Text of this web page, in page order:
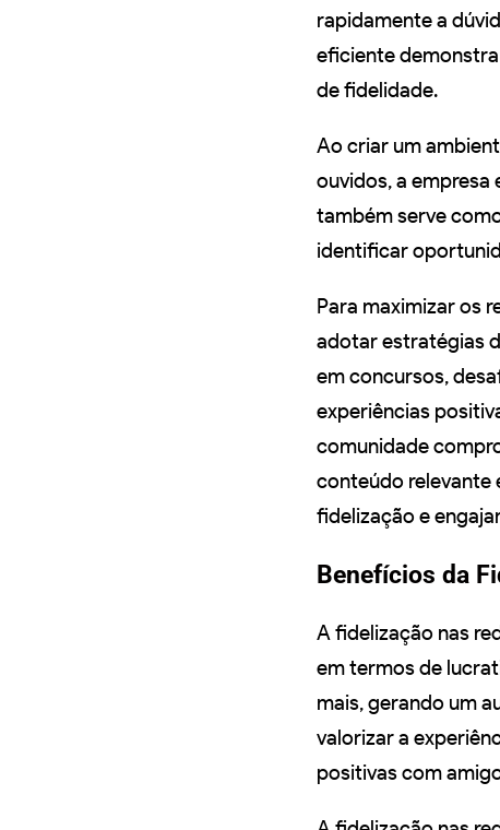
rapidamente a
eficiente
de fidelidade.
Ao criar um
ouvidos, a empresa
também serve
identificar
Para maximizar os
adotar estratégias
em concursos,
experiências
comunidade
conteúdo relevante
fidelização e
Benefícios da
A fidelização nas
em termos de
mais, gerando um
valorizar a
positivas com